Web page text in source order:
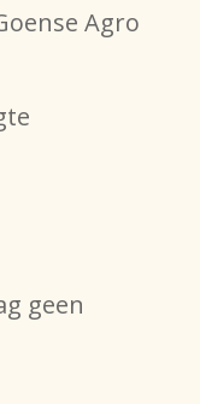
Agro
geen